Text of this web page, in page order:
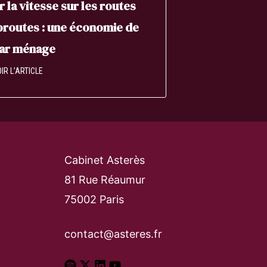
la vitesse sur les routes
: une économie de
ménage
L’ARTICLE
Cabinet Asterès
81 Rue Réaumur
75002 Paris
contact@asteres.fr